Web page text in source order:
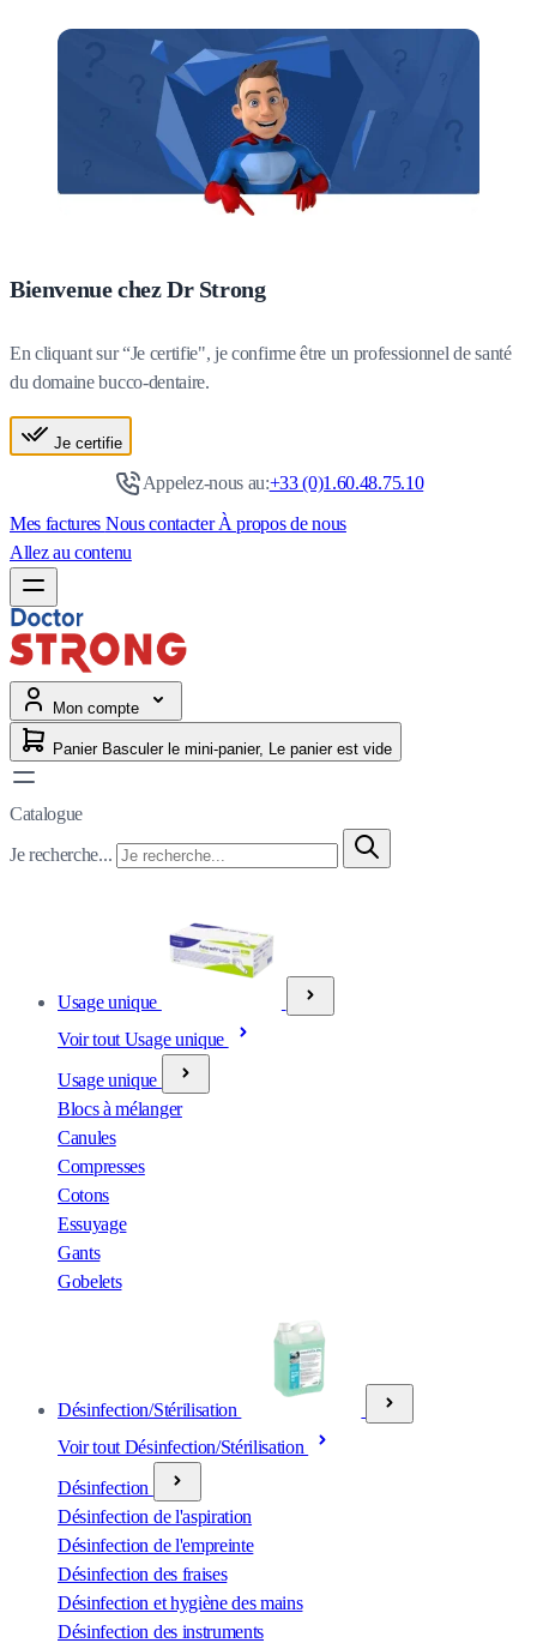
Bienvenue chez Dr Strong
En cliquant sur “Je certifie", je confirme être un professionnel de santé
du domaine bucco-dentaire.
Je certifie
Appelez-nous au:+33 (0)1.60.48.75.10
Mes factures Nous contacterÀ propos de nous
Allez au contenu
Mon compte
Panier Basculer le mini-panier, Le panier est vide
Catalogue
Je recherche...
Usage unique
Voir tout Usage unique
Usage unique
Blocs à mélanger
Canules
Compresses
Cotons
Essuyage
Gants
Gobelets
Désinfection/Stérilisation
Voir tout Désinfection/Stérilisation
Désinfection
Désinfection de l'aspiration
Désinfection de l'empreinte
Désinfection des fraises
Désinfection et hygiène des mains
Désinfection des instruments